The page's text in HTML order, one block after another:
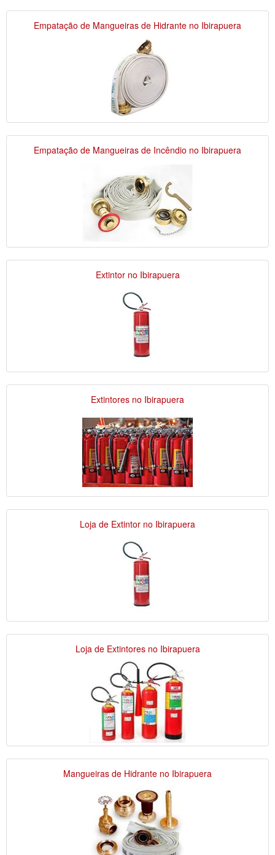
Empatação de Mangueiras de Hidrante no Ibirapuera
Empatação de Mangueiras de Incêndio no Ibirapuera
Extintor no Ibirapuera
Extintores no Ibirapuera
Loja de Extintor no Ibirapuera
Loja de Extintores no Ibirapuera
Mangueiras de Hidrante no Ibirapuera